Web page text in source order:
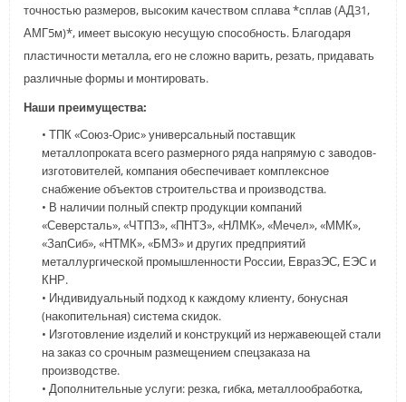
точностью размеров, высоким качеством сплава *сплав (АД31,
АМГ5м)*, имеет высокую несущую способность. Благодаря
пластичности металла, его не сложно варить, резать, придавать
различные формы и монтировать.
Наши преимущества:
• ТПК «Союз-Орис» универсальный поставщик
металлопроката всего размерного ряда напрямую с заводов-
изготовителей, компания обеспечивает комплексное
снабжение объектов строительства и производства.
• В наличии полный спектр продукции компаний
«Северсталь», «ЧТПЗ», «ПНТЗ», «НЛМК», «Мечел», «ММК»,
«ЗапСиб», «НТМК», «БМЗ» и других предприятий
металлургической промышленности России, ЕвразЭС, ЕЭС и
КНР.
• Индивидуальный подход к каждому клиенту, бонусная
(накопительная) система скидок.
• Изготовление изделий и конструкций из нержавеющей стали
на заказ со срочным размещением спецзаказа на
производстве.
• Дополнительные услуги: резка, гибка, металлообработка,